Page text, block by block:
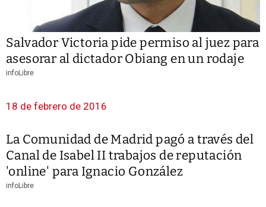
Salvador Victoria pide permiso al juez para
asesorar al dictador Obiang en un rodaje
infoLibre
18 de febrero de 2016
La Comunidad de Madrid pagó a través del
Canal de Isabel II trabajos de reputación
'online' para Ignacio González
infoLibre